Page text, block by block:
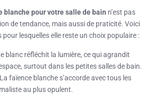
blanche pour votre salle de bain n’est pas
de tendance, mais aussi de praticité. Voici
lesquelles elle reste un choix populaire :
blanc réfléchit la lumière, ce qui agrandit
surtout dans les petites salles de bain.
La faïence blanche s’accorde avec tous les
au plus opulent.